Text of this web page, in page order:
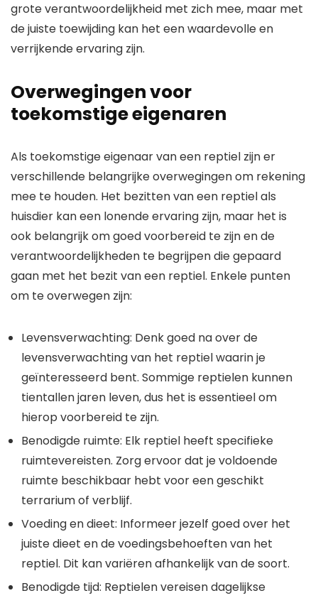
grote verantwoordelijkheid met zich mee, maar met
de juiste toewijding kan het een waardevolle en
verrijkende ervaring zijn.
Overwegingen voor
toekomstige eigenaren
Als toekomstige eigenaar van een reptiel zijn er
verschillende belangrijke overwegingen om rekening
mee te houden. Het bezitten van een reptiel als
huisdier kan een lonende ervaring zijn, maar het is
ook belangrijk om goed voorbereid te zijn en de
verantwoordelijkheden te begrijpen die gepaard
gaan met het bezit van een reptiel. Enkele punten
om te overwegen zijn:
Levensverwachting: Denk goed na over de
levensverwachting van het reptiel waarin je
geïnteresseerd bent. Sommige reptielen kunnen
tientallen jaren leven, dus het is essentieel om
hierop voorbereid te zijn.
Benodigde ruimte: Elk reptiel heeft specifieke
ruimtevereisten. Zorg ervoor dat je voldoende
ruimte beschikbaar hebt voor een geschikt
terrarium of verblijf.
Voeding en dieet: Informeer jezelf goed over het
juiste dieet en de voedingsbehoeften van het
reptiel. Dit kan variëren afhankelijk van de soort.
Benodigde tijd: Reptielen vereisen dagelijkse